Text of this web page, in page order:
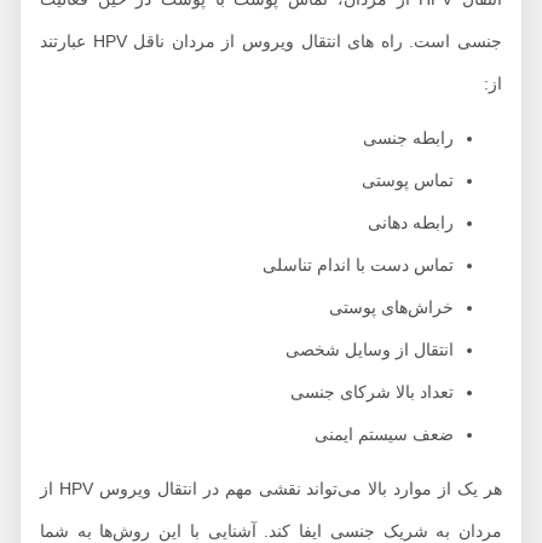
جنسی است. راه های انتقال ویروس از مردان ناقل HPV عبارتند
رابطه جنسی
تماس پوستی
رابطه دهانی
تماس دست با اندام تناسلی
خراش‌های پوستی
انتقال از وسایل شخصی
تعداد بالا شرکای جنسی
ضعف سیستم ایمنی
هر یک از موارد بالا می‌تواند نقشی مهم در انتقال ویروس HPV از
مردان به شریک جنسی ایفا کند. آشنایی با این روش‌ها به شما